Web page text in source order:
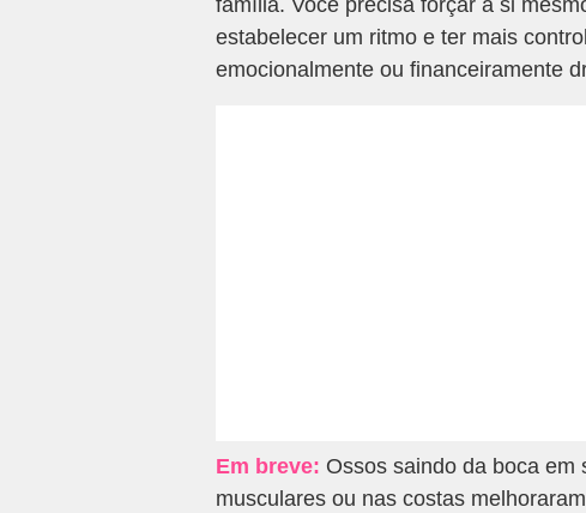
família. Você precisa forçar a si
estabelecer um ritmo e ter mais
emocionalmente ou financeiramente
Em breve: Ossos saindo da boca em
musculares ou nas costas